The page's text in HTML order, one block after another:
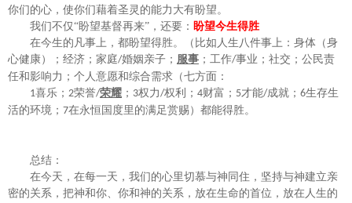
你们的心，使你们藉着圣灵的能力大有盼望。
我们不仅“盼望基督再来”，还要： 盼望今生得胜
在今生的凡事上，都盼望得胜。（比如人生八件事上： 身体（身
心健康）；经济；家庭/婚姻亲子； 服事 ；工作/事业；社交；公民责
任和影响力；个人意愿和综合需求 （七方面：
1喜乐； 2荣誉/荣耀 ； 3权力/权利； 4财富； 5才能/成就； 6生存生
活的环境； 7在永恒国度里的满足赏赐） 都能得胜。
总结：
在今天，在每一天，我们的心里切慕与神同住，坚持与神建立亲
密的关系，把神和你、你和神的关系，放在生命的首位，放在人生的